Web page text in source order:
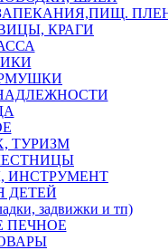
КРАГИ
ТУРИЗМ
ИНСТРУМЕНТ
ДЕТЕЙ
задвижки и тп)
ПЕЧНОЕ